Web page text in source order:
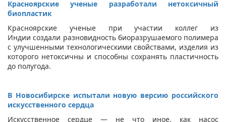
Красноярские ученые разработали нетоксичный
биопластик
Красноярские ученые при участии коллег из
Индии создали разновидность биоразрушаемого полимера
с улучшенными технологическими свойствами, изделия из
которого нетоксичны и способны сохранять пластичность
до полугода.
В Новосибирске испытали новую версию российского
искусственного сердца
Искусственное сердце — не что иное, как насос